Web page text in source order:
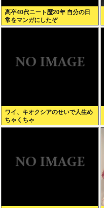
高卒40代ニート歴20年 自分の日
常をマンガにしたぞ
ワイ、キオクシアのせいで人生め
ちゃくちゃ